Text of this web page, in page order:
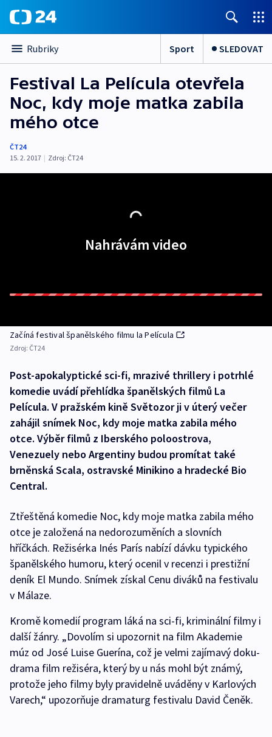
Rubriky Sport SLEDOVAT
Festival La Película otevřela
Noc, kdy moje matka zabila
mého otce
ČT24
15. 2. 2017 | Zdroj: ČT24
Nahrávám video
Začíná festival španělského filmu la Película
Zdroj: ČT24
Post-apokalyptické sci-fi, mrazivé thrillery i potrhlé
komedie uvádí přehlídka španělských filmů La
Película. V pražském kině Světozor ji v úterý večer
zahájil snímek Noc, kdy moje matka zabila mého
otce. Výběr filmů z Iberského poloostrova,
Venezuely nebo Argentiny budou promítat také
brněnská Scala, ostravské Minikino a hradecké Bio
Central.
Ztřeštěná komedie Noc, kdy moje matka zabila mého
otce je založená na nedorozuměních a slovních
hříčkách. Režisérka Inés París nabízí dávku typického
španělského humoru, který ocenil v recenzi i prestižní
deník El Mundo. Snímek získal Cenu diváků na festivalu
v Málaze.
Kromě komedií program láká na sci-fi, kriminální filmy i
další žánry. „Dovolím si upozornit na film Akademie
múz od José Luise Guerína, což je velmi zajímavý doku-
drama film režiséra, který by u nás mohl být známý,
protože jeho filmy byly pravidelně uváděny v Karlových
Varech,“ upozorňuje dramaturg festivalu David Čeněk.